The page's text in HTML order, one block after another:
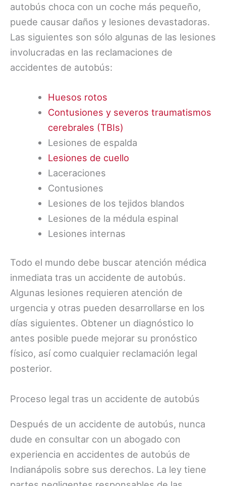
autobús choca con un coche más pequeño,
puede causar daños y lesiones devastadoras.
Las siguientes son sólo algunas de las lesiones
involucradas en las reclamaciones de
accidentes de autobús:
Huesos rotos
Contusiones y severos traumatismos
cerebrales (TBIs)
Lesiones de espalda
Lesiones de cuello
Laceraciones
Contusiones
Lesiones de los tejidos blandos
Lesiones de la médula espinal
Lesiones internas
Todo el mundo debe buscar atención médica
inmediata tras un accidente de autobús.
Algunas lesiones requieren atención de
urgencia y otras pueden desarrollarse en los
días siguientes. Obtener un diagnóstico lo
antes posible puede mejorar su pronóstico
físico, así como cualquier reclamación legal
posterior.
Proceso legal tras un accidente de autobús
Después de un accidente de autobús, nunca
dude en consultar con un abogado con
experiencia en accidentes de autobús de
Indianápolis sobre sus derechos. La ley tiene